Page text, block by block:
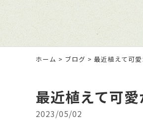
ホーム > ブログ > 最近植えて可
最近植えて可
2023/05/02